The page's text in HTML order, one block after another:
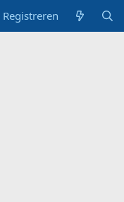
Registreren